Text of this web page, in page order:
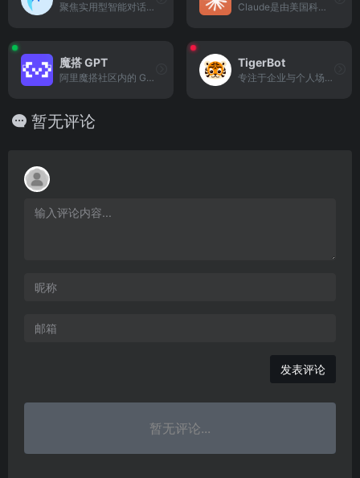
聚焦实用型智能对话的工具，支持信息查询、任务协助与轻量化内容创作，适配多场景需求。 Claude是由美国科技公司Anthropic开发的大型语言模型
魔搭 GPT
阿里魔搭社区内的 GPT 类模型应用入口，提供基于开源模型的对话交互服务，支持开发者二次开发。
TigerBot
专注于企业与个人场景的智能对话模型，提供定制化交互服务，支持多领域需求适配。
暂无评论
发表评论
暂无评论...